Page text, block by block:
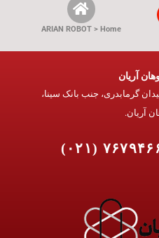
ARIAN ROBOT > Home
آریان
گرمابدری، جنب بانک سینا،